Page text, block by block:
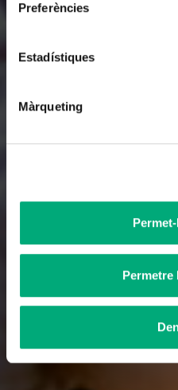
Preferències
Estadístiques
Màrqueting
Permetre
El mestre que va
Llargmetratge
Tràiler